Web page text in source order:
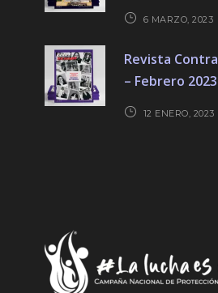
6 MARZO, 2023
Revista
– Febrero 2023
12 ENERO, 2023